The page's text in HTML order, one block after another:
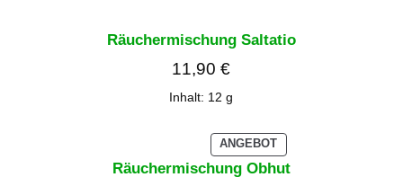
Räuchermischung Saltatio
11,90€
Inhalt: 12g
ANGEBOTPRODUKT
IM
ANGEBOT
Räuchermischung Obhut